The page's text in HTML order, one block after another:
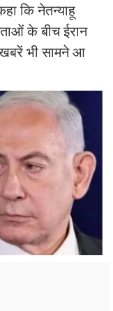
कि नेतन्याहू
के बीच ईरान
भी सामने आ